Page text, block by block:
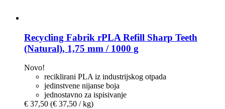
Recycling Fabrik rPLA Refill Sharp Teeth
(Natural), 1,75 mm / 1000 g
Novo!
reciklirani PLA iz industrijskog otpada
jedinstvene nijanse boja
jednostavno za ispisivanje
€ 37,50 (€ 37,50 / kg)